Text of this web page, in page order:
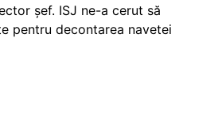
șef. ISJ ne-a cerut să
pentru decontarea navetei